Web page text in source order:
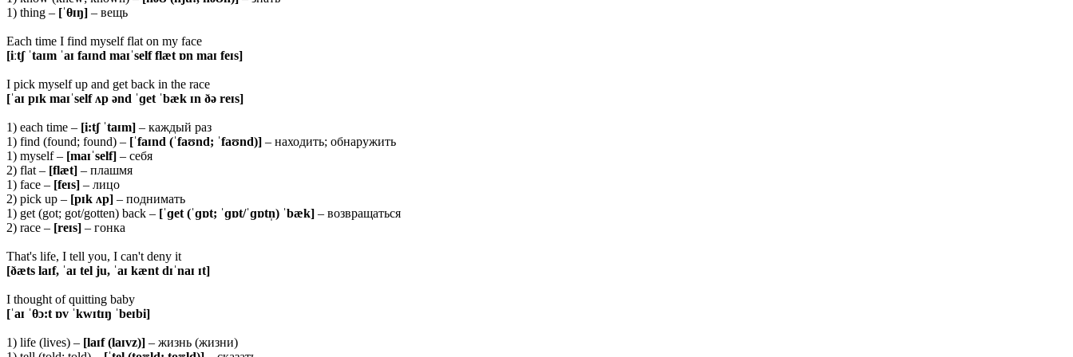
1) thing – [ˈθɪŋ] – вещь
Each time I find myself flat on my face
[iːtʃ ˈtaɪm ˈaɪ faɪnd maɪˈself flæt ɒn maɪ feɪs]
I pick myself up and get back in the race
[ˈaɪ pɪk maɪˈself ʌp ənd ˈɡet ˈbæk ɪn ðə reɪs]
1) each time – [i:tʃ ˈtaɪm] – каждый раз
1) find (found; found) – [ˈfaɪnd (ˈfaʊnd; ˈfaʊnd)] – находить; обнаружить
1) myself – [maɪˈself] – себя
2) flat – [flæt] – плашмя
1) face – [feɪs] – лицо
2) pick up – [pɪk ʌp] – поднимать
1) get (got; got/gotten) back – [ˈɡet (ˈɡɒt; ˈɡɒt/ˈɡɒtn̩) ˈbæk] – возвращаться
2) race – [reɪs] – гонка
That's life, I tell you, I can't deny it
[ðæts laɪf, ˈaɪ tel ju, ˈaɪ kænt dɪˈnaɪ ɪt]
I thought of quitting baby
[ˈaɪ ˈθɔ:t ɒv ˈkwɪtɪŋ ˈbeɪbi]
1) life (lives) – [laɪf (laɪvz)] – жизнь (жизни)